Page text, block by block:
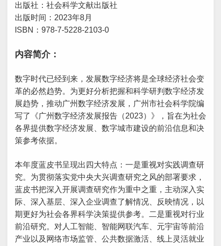
出版社：社会科学文献出版社
出版时间：2023年8月
ISBN：978-7-5228-2103-0
内容简介：
数字时代已经到来，发展数字经济将是全球经济社会变
革的必然趋势。为更好分析把握和科学研判数字经济发
展趋势，推动广州数字经济发展，广州市社会科学院编
写了《广州数字经济发展报告（2023）》，旨在为社会
各界提供数字经济发展、数字城市建设的前沿信息和决
策参考依据。
本年度蓝皮书呈现出四大特点：一是重视对实践调查研
究。为贯彻落实党中央大兴调查研究之风的部署要求，
蓝皮书把深入开展调查研究作为重中之重，主动深入实
际、深入基层、深入企业调查了解情况、反映情况，以
期更好为社会各界科学决策提供参考。二是重视对行业
前沿研究。对人工智能、智能网联汽车、元宇宙等前沿
产业以及网络市场监管、公共数据激活、线上灵活就业